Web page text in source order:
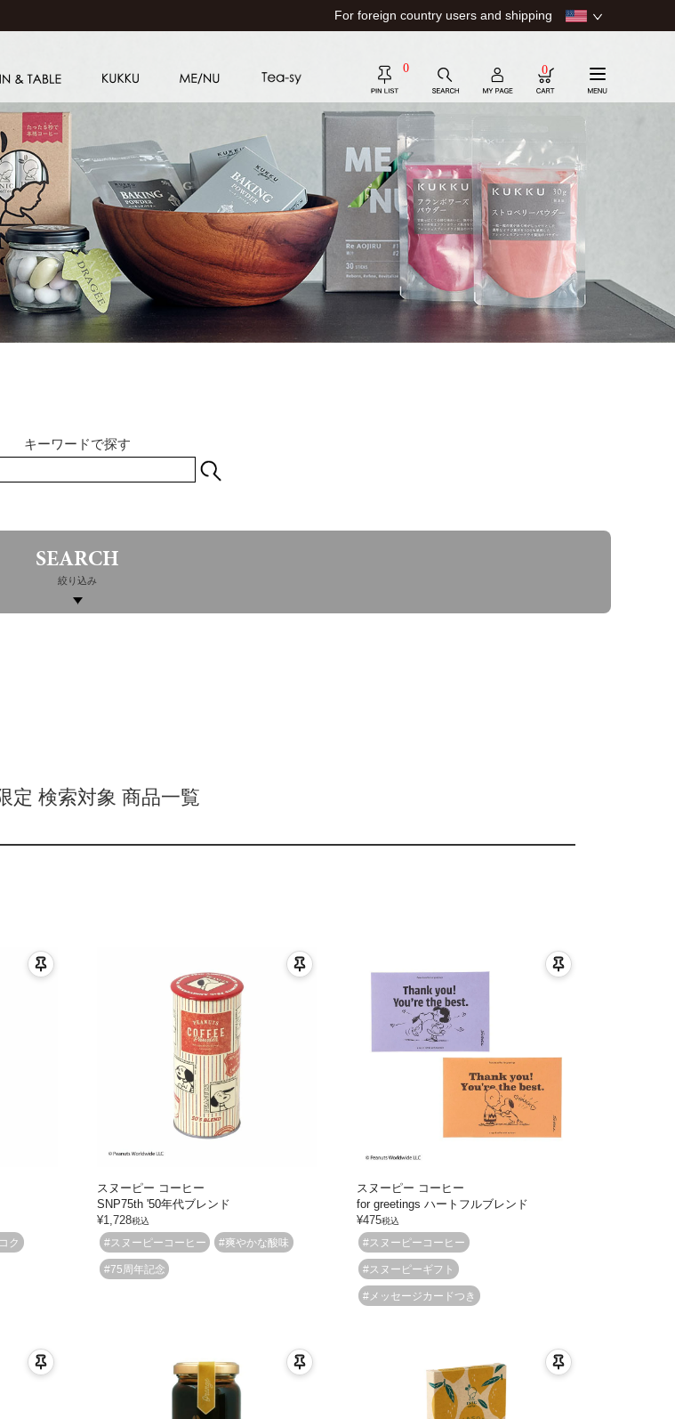
For foreign country users and shipping
0 0
キーワードで探す
SEARCH
絞り込み
定 検索対象 商品一覧
ク
スヌーピー コーヒー
SNP75th '50年代ブレンド
¥1,728税込
#スヌーピーコーヒー #爽やかな酸味
#75周年記念
スヌーピー コーヒー
for greetings ハートフルブレンド
¥475税込
#スヌーピーコーヒー
#スヌーピーギフト
#メッセージカードつき